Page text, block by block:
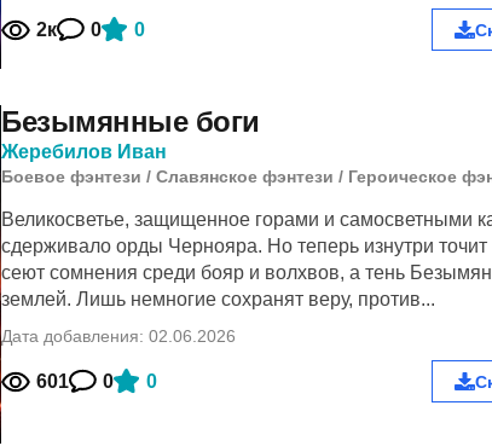
2к 0 0
Безымянные боги
Жеребилов Иван
Боевое фэнтези / Славянское фэнтези / Героическое
Великосветье, защищенное горами и самосветными
сдерживало орды Чернояра. Но теперь изнутри
сеют сомнения среди бояр и волхвов, а тень
землей. Лишь немногие сохранят веру, против...
Дата добавления: 02.06.2026
601 0 0